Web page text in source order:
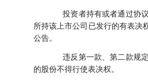
投资者持有或者通过协议
所持该上市公司已发行的有表决
公告。
违反第一款、第二款规定
的股份不得行使表决权。